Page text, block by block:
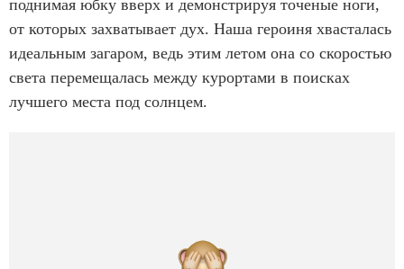
поднимая юбку вверх и демонстрируя точеные ноги,
от которых захватывает дух. Наша героиня хвасталась
идеальным загаром, ведь этим летом она со скоростью
света перемещалась между курортами в поисках
лучшего места под солнцем.